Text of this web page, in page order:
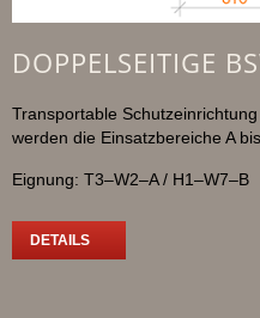
DOPPELSEITIGE
Transportable
werden die Einsatzbereiche A
Eignung: T3–W2–A / H1–W7–B
DETAILS